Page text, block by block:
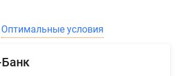
Оптимальные условия